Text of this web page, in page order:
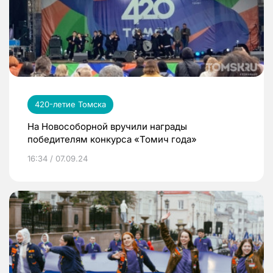
420-летие Томска
На Новособорной вручили награды
победителям конкурса «Томич года»
16:34 / 07.09.24